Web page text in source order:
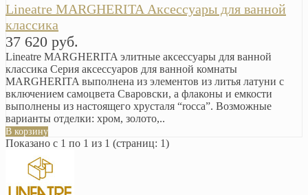
Lineatre MARGHERITA Аксессуары для ванной
классика
37 620 руб.
Lineatre MARGHERITA элитные аксессуары для ванной
классика Серия аксессуаров для ванной комнаты
MARGHERITA выполнена из элементов из литья латуни с
включением самоцвета Сваровски, а флаконы и емкости
выполнены из настоящего хрусталя “rocca”. Возможные
варианты отделки: хром, золото,..
В корзину
Показано с 1 по 1 из 1 (страниц: 1)